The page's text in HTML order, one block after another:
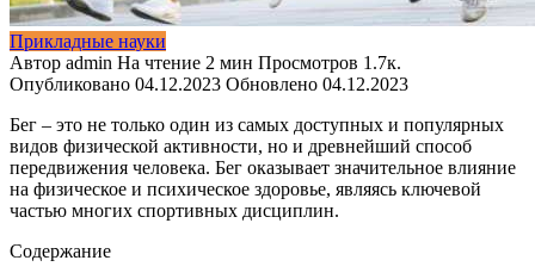
Прикладные науки
Автор admin На чтение 2 мин Просмотров 1.7к.
Опубликовано 04.12.2023 Обновлено 04.12.2023
Бег – это не только один из самых доступных и популярных
видов физической активности, но и древнейший способ
передвижения человека. Бег оказывает значительное влияние
на физическое и психическое здоровье, являясь ключевой
частью многих спортивных дисциплин.
Содержание